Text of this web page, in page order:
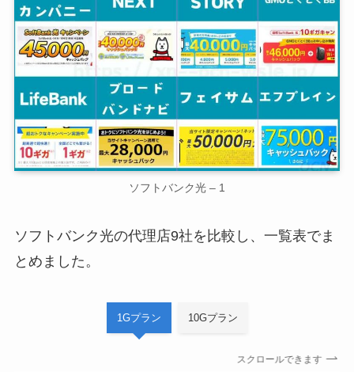
ソフトバンク光 – 1
ソフトバンク光の代理店9社を比較し、一覧表でま
とめました。
1Gプラン 10Gプラン
スクロールできます